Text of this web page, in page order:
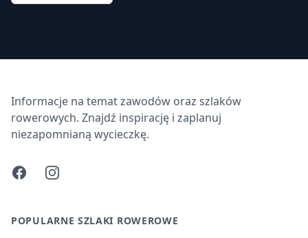
Informacje na temat zawodów oraz szlaków
rowerowych. Znajdź inspirację i zaplanuj
niezapomnianą wycieczkę.
FacebookInstagram
POPULARNE SZLAKI ROWEROWE